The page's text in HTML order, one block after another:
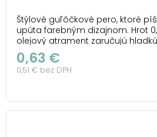
Štýlové guľôčkové pero, ktoré
upúta farebným dizajnom. Hrot
olejový atrament zaručujú
čo výrazné motívy dodávajú
Gumový úchop poskytuje istotu
dlhšom písaní. Vďaka mixu
0,63 €
0,51 € bez DPH